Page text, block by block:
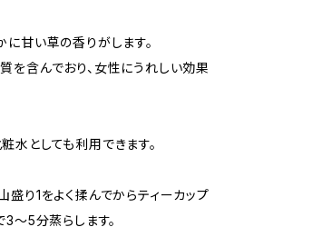
に甘い草の香りがします。
を含んでおり、女性にうれしい効果
水としても利用できます。
盛り1をよく揉んでからティーカップ
～5分蒸らします。